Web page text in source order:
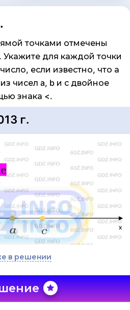
точками отмечены
Укажите для каждой точки
если известно, что а
чисел a, b и с двойное
знака <.
г.
в решении